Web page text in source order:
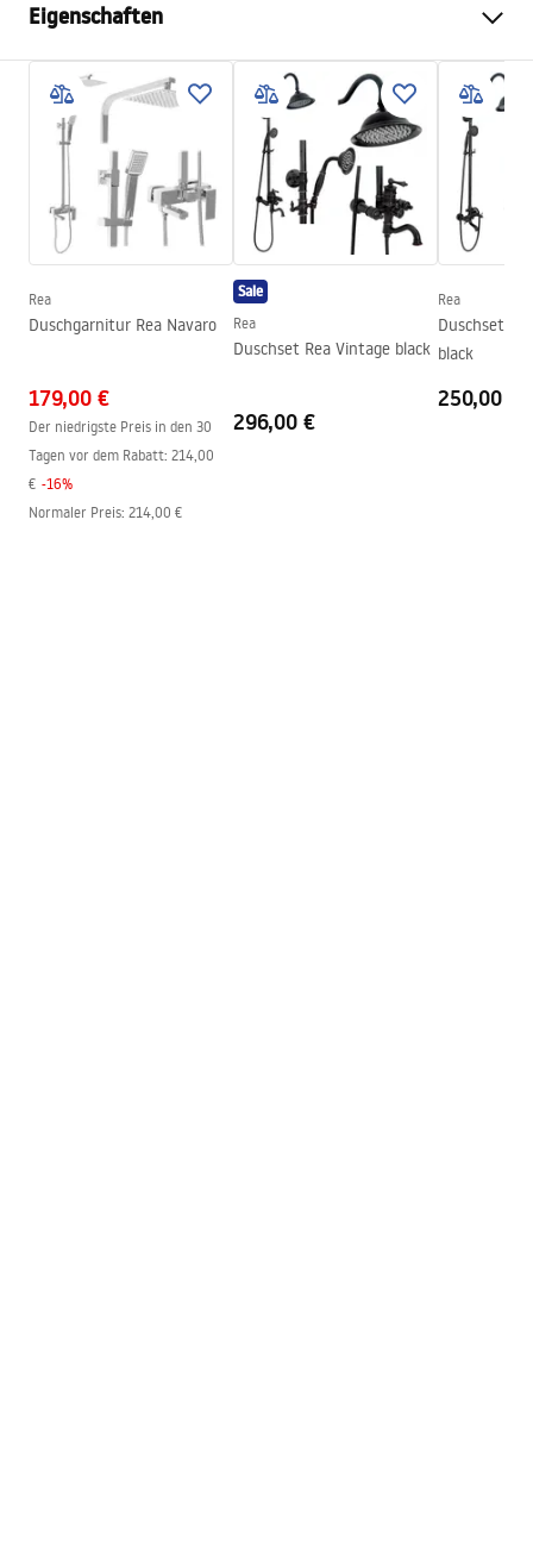
Eigenschaften
Duschkabinenmasse
80
Farbe der Armatur
Chrome
Duschkabine Typ
Ecke
Öffnungsmethode
klappbar
Montage
auf der Duschwanne oder auf
dem Boden
Höhe
Kabinenrichtung
Easy Clean Beschichtung
ja, auf einer Seite der Scheibe
Rea
Duschgarnitur Rea Navaro
179,00 €
Der niedrigste Preis in den 30
Tagen vor dem Rabatt: 214,00
€ -16%
Normaler Preis: 214,00 €
Sale
Rea
Duschset Rea Vintage black
296,00 €
Rea
Duschset
black
250,00 €